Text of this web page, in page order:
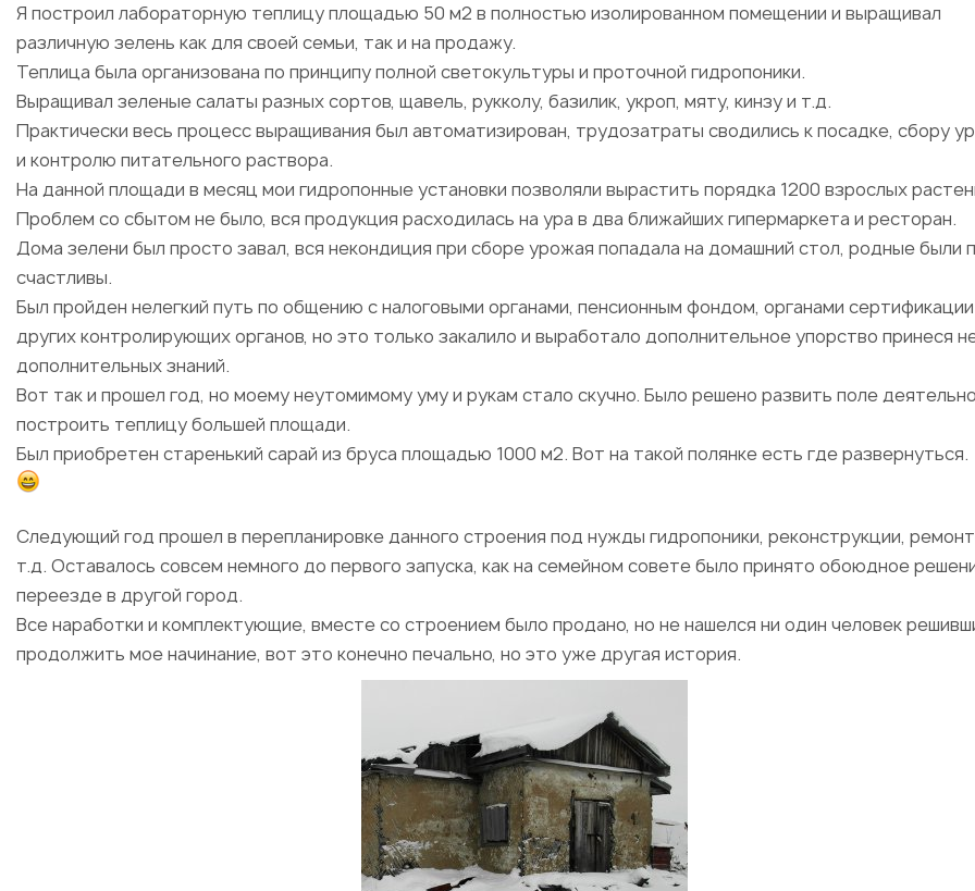
Я построил лабораторную теплицу площадью 50 м2 в полностью изолированном помещении и выращивал
различную зелень как для своей семьи, так и на продажу.
Теплица была организована по принципу полной светокультуры и проточной гидропоники.
Выращивал зеленые салаты разных сортов, щавель, рукколу, базилик, укроп, мяту, кинзу и т.д.
Практически весь процесс выращивания был автоматизирован, трудозатраты сводились к посадке, сбору
и контролю питательного раствора.
На данной площади в месяц мои гидропонные установки позволяли вырастить порядка 1200 взрослых
Проблем со сбытом не было, вся продукция расходилась на ура в два ближайших гипермаркета и ресторан.
Дома зелени был просто завал, вся некондиция при сборе урожая попадала на домашний стол, родные были
счастливы.
Был пройден нелегкий путь по общению с налоговыми органами, пенсионным фондом, органами
других контролирующих органов, но это только закалило и выработало дополнительное упорство принеся
дополнительных знаний.
Вот так и прошел год, но моему неутомимому уму и рукам стало скучно. Было решено развить поле
построить теплицу большей площади.
Был приобретен старенький сарай из бруса площадью 1000 м2. Вот на такой полянке есть где развернуться.
Следующий год прошел в перепланировке данного строения под нужды гидропоники, реконструкции,
т.д. Оставалось совсем немного до первого запуска, как на семейном совете было принято обоюдное
переезде в другой город.
Все наработки и комплектующие, вместе со строением было продано, но не нашелся ни один человек
продолжить мое начинание, вот это конечно печально, но это уже другая история.